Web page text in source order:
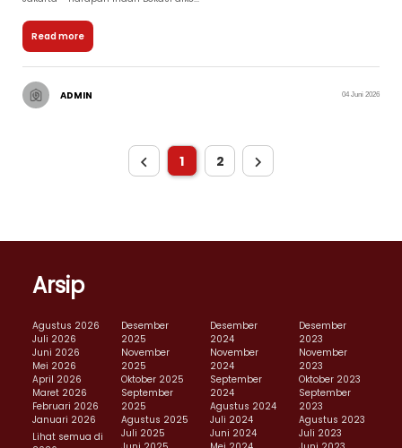
Read more
ADMIN 04 Juni 2026
1 2
Arsip
Agustus 2026
Juli 2026
Juni 2026
Mei 2026
April 2026
Maret 2026
Februari 2026
Januari 2026
Lihat semua di
Desember
2025
November
2025
Oktober 2025
September
2025
Agustus 2025
Juli 2025
Desember
2024
November
2024
September
2024
Agustus 2024
Juli 2024
Juni 2024
Desember
2023
November
2023
Oktober 2023
September
2023
Agustus 2023
Juli 2023